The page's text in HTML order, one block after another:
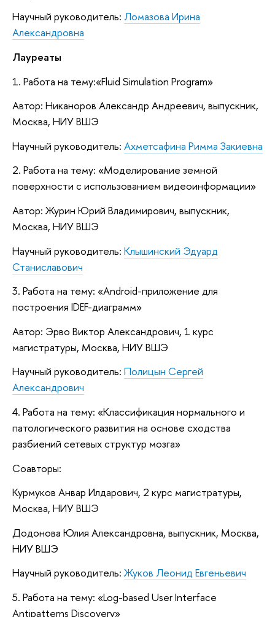
Научный руководитель: Ломазова Ирина
Александровна
Лауреаты
1. Работа на тему:«Fluid Simulation Program»
Автор: Никаноров Александр Андреевич, выпускник,
Москва, НИУ ВШЭ
Научный руководитель: Ахметсафина Римма Закиевна
2. Работа на тему: «Моделирование земной
поверхности с использованием видеоинформации»
Автор: Журин Юрий Владимирович, выпускник,
Москва, НИУ ВШЭ
Научный руководитель: Клышинский Эдуард
Станиславович
3. Работа на тему: «Android-приложение для
построения IDEF-диаграмм»
Автор: Эрво Виктор Александрович, 1 курс
магистратуры, Москва, НИУ ВШЭ
Научный руководитель: Полицын Сергей
Александрович
4. Работа на тему: «Классификация нормального и
патологического развития на основе сходства
разбиений сетевых структур мозга»
Соавторы:
Курмуков Анвар Илдарович, 2 курс магистратуры,
Москва, НИУ ВШЭ
Додонова Юлия Александровна, выпускник, Москва,
НИУ ВШЭ
Научный руководитель:Жуков Леонид Евгеньевич
5. Работа на тему: «Log-based User Interface
Antipatterns Discovery»